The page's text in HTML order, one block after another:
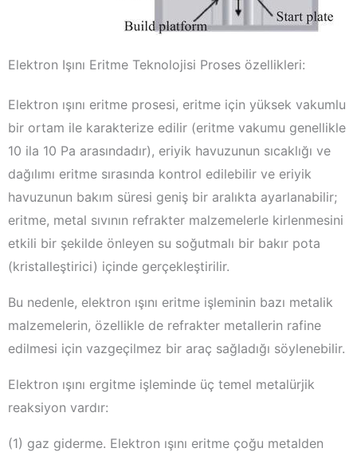
Elektron Işını Eritme Teknolojisi Proses özellikleri:
Elektron ışını eritme prosesi, eritme için yüksek vakumlu
bir ortam ile karakterize edilir (eritme vakumu genellikle
10 ila 10 Pa arasındadır), eriyik havuzunun sıcaklığı ve
dağılımı eritme sırasında kontrol edilebilir ve eriyik
havuzunun bakım süresi geniş bir aralıkta ayarlanabilir;
eritme, metal sıvının refrakter malzemelerle kirlenmesini
etkili bir şekilde önleyen su soğutmalı bir bakır pota
(kristalleştirici) içinde gerçekleştirilir.
Bu nedenle, elektron ışını eritme işleminin bazı metalik
malzemelerin, özellikle de refrakter metallerin rafine
edilmesi için vazgeçilmez bir araç sağladığı söylenebilir.
Elektron ışını ergitme işleminde üç temel metalürjik
reaksiyon vardır:
(1) gaz giderme. Elektron ışını eritme çoğu metalden